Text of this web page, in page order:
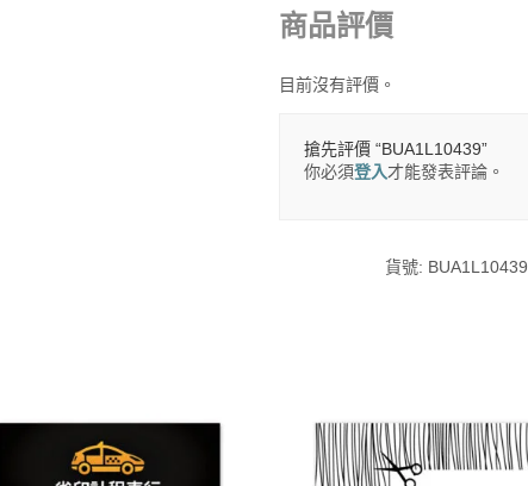
商品評價
目前沒有評價。
搶先評價 “BUA1L10439”
你必須登入才能發表評論。
貨號: BUA1L10439